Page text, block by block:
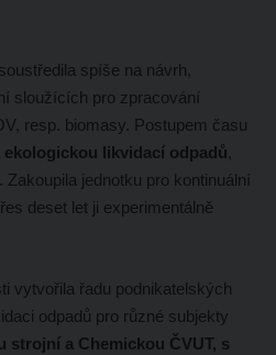
spíše na návrh,
sloužících pro zpracování
resp. biomasy. Postupem času
likvidací odpadů,
jednotku pro kontinuální
deset let ji experimentálně
vytvořila řadu podnikatelských
odpadů pro různé subjekty
strojní a Chemickou ČVUT, s